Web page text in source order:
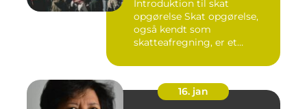
Introduktion til skat
opgørelse Skat opgørelse,
også kendt som
skatteafregning, er et
16. jan